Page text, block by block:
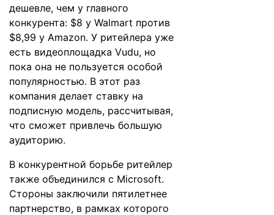
дешевле, чем у главного
конкурента: $8 у Walmart против
$8,99 у Amazon. У ритейлера уже
есть видеоплощадка Vudu, но
пока она не пользуется особой
популярностью. В этот раз
компания делает ставку на
подписную модель, рассчитывая,
что сможет привлечь большую
аудиторию.
В конкурентной борьбе ритейлер
также объединился с Microsoft.
Стороны заключили пятилетнее
партнерство, в рамках которого